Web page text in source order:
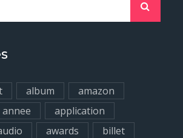
album
amazon
annee
application
awards
billet